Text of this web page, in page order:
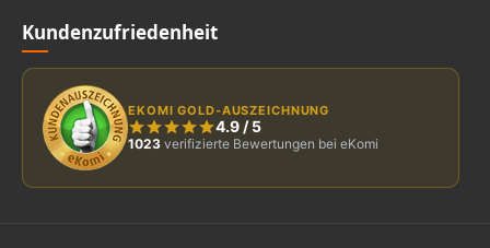
Kundenzufriedenheit
EKOMI GOLD-AUSZEICHNUNG
4.9 /5
1023 verifizierte Bewertungen bei eKomi